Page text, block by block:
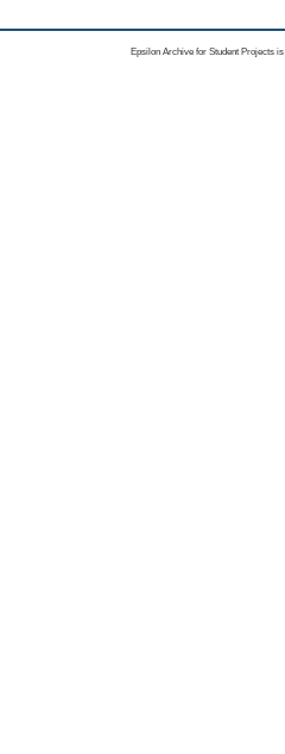
Epsilon Archive for Student Projects is